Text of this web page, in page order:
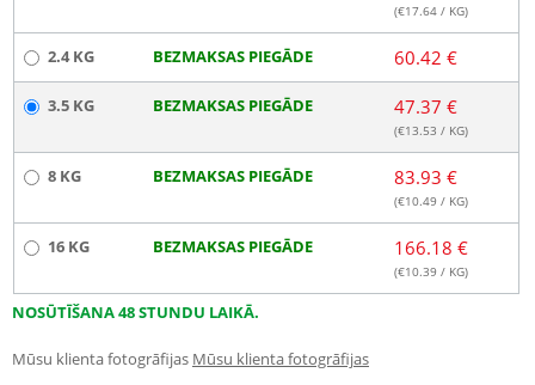
(€17.64 / KG)
2.4 KG BEZMAKSAS PIEGĀDE 60.42 €
3.5 KG BEZMAKSAS PIEGĀDE 47.37 €
(€13.53 / KG)
8 KG BEZMAKSAS PIEGĀDE 83.93 €
(€10.49 / KG)
16 KG BEZMAKSAS PIEGĀDE 166.18 €
(€10.39 / KG)
NOSŪTĪŠANA 48 STUNDU LAIKĀ.
Mūsu klienta fotogrāfijas Mūsu klienta fotogrāfijas